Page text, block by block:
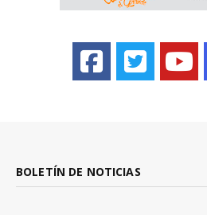
BOLETÍN DE NOTICIAS